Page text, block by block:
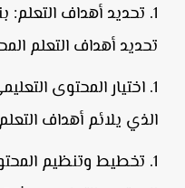
تحديد أهداف التعلم:
تحديد أهداف التعلم
اختيار المحتوى التعليمي:
الذي يلائم أهداف التعلم
تخطيط وتنظيم